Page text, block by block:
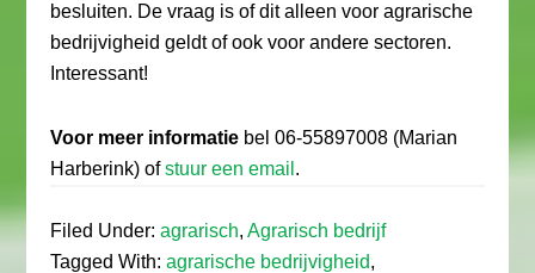
besluiten. De vraag is of dit alleen voor agrarische
bedrijvigheid geldt of ook voor andere sectoren.
Interessant!
Voor meer informatie bel 06-55897008 (Marian
Harberink) ofstuur een email .
Filed Under:agrarisch,Agrarisch bedrijf
Tagged With:agrarische bedrijvigheid,